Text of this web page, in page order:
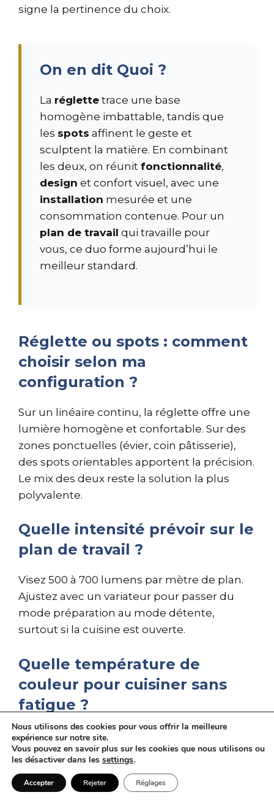
signe la pertinence du choix.
On en dit Quoi ?
La réglette trace une base
homogène imbattable, tandis que
les spots affinent le geste et
sculptent la matière. En combinant
les deux, on réunit fonctionnalité,
design et confort visuel, avec une
installation mesurée et une
consommation contenue. Pour un
plan de travail qui travaille pour
vous, ce duo forme aujourd’hui le
meilleur standard.
Réglette ou spots : comment
choisir selon ma
configuration ?
Sur un linéaire continu, la réglette offre une
lumière homogène et confortable. Sur des
zones ponctuelles (évier, coin pâtisserie),
des spots orientables apportent la précision.
Le mix des deux reste la solution la plus
polyvalente.
Quelle intensité prévoir sur le
plan de travail ?
Visez 500 à 700 lumens par mètre de plan.
Ajustez avec un variateur pour passer du
mode préparation au mode détente,
surtout si la cuisine est ouverte.
Quelle température de
couleur pour cuisiner sans
fatigue ?
Le 4000 K rend les couleurs fidèles et
dynamise le geste. Réservez 3000 K aux
moments conviviaux ou aux éclairages
d’ambiance pour adoucir la scène.
Nous utilisons des cookies pour vous offrir la meilleure
expérience sur notre site.
Vous pouvez en savoir plus sur les cookies que nous utilisons ou
les désactiver dans les settings.
Accepter Rejeter Réglages